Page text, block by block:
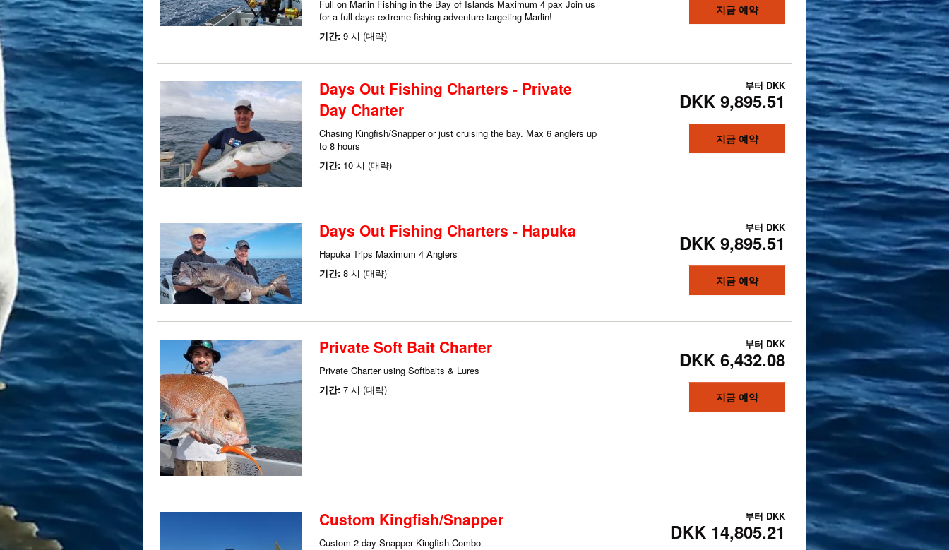
Full on Marlin Fishing in the Bay of Islands Maximum 4 pax Join us
for a full days extreme fishing adventure targeting Marlin!
기간: 9 시 (대략)
지금 예약
Days Out Fishing Charters - Private
Day Charter
Chasing Kingfish/Snapper or just cruising the bay. Max 6 anglers up
to 8 hours
기간: 10 시 (대략)
부터 DKK
DKK 9,895.51
지금 예약
Days Out Fishing Charters - Hapuka
Hapuka Trips Maximum 4 Anglers
기간: 8 시 (대략)
부터 DKK
DKK 9,895.51
지금 예약
Private Soft Bait Charter
Private Charter using Softbaits & Lures
기간: 7 시 (대략)
부터 DKK
DKK 6,432.08
지금 예약
Custom Kingfish/Snapper
Custom 2 day Snapper Kingfish Combo
부터 DKK
DKK 14,805.21